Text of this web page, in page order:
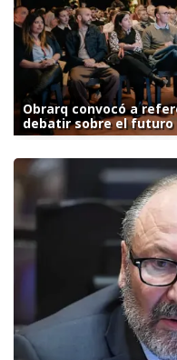
Obrarq convocó a
debatir sobre el futuro